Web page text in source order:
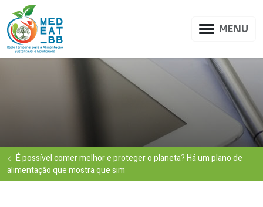
MENU
É possível comer melhor e proteger o planeta? Há um plano de
alimentação que mostra que sim